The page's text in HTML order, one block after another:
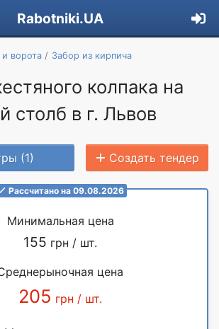
Rabotniki.UA
ворота Забор из кирпича
колпака на
столб в г. Львов
(1) Создать тендер
Рассчитано на 09.08.2026
Минимальная цена
155 грн / шт.
цена
205 грн / шт.